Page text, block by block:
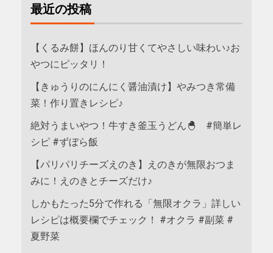
最近の投稿
【くるみ餅】ほんのり甘くてやさしい味わい♪お
やつにピッタリ！
【きゅうりのにんにく醤油漬け】やみつき常備
菜！作り置きレシピ♪
絶対うまいやつ！牛すき釜玉うどん🐣 #簡単レ
シピ #ずぼら飯
【パリパリチーズえのき】えのきが無限おつま
みに！えのきとチーズだけ♪
しかもたった5分で作れる「無限オクラ」詳しい
レシピは概要欄でチェック！ #オクラ #副菜 #
夏野菜